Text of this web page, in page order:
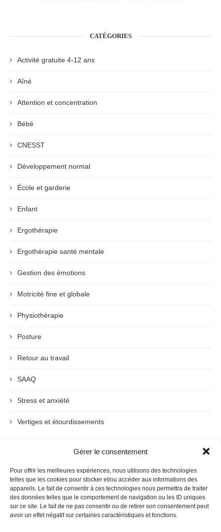
Gérer le consentement
Pour offrir les meilleures expériences, nous utilisons des technologies
telles que les cookies pour stocker et/ou accéder aux informations des
appareils. Le fait de consentir à ces technologies nous permettra de traiter
des données telles que le comportement de navigation ou les ID uniques
sur ce site. Le fait de ne pas consentir ou de retirer son consentement peut
avoir un effet négatif sur certaines caractéristiques et fonctions.
CATÉGORIES
Activité gratuite 4-12 ans
Aîné
Attention et concentration
Bébé
CNESST
Développement normal
École et garderie
Enfant
Ergothérapie
Ergothérapie santé mentale
Gestion des émotions
Motricité fine et globale
Physiothérapie
Posture
Retour au travail
SAAQ
Stress et anxiété
Vertiges et étourdissements